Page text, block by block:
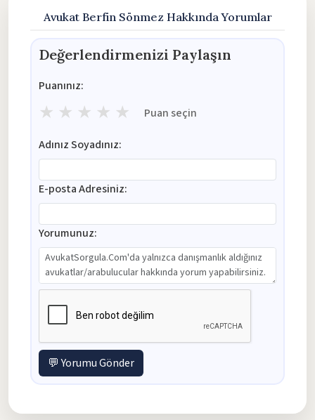
Avukat Berfin Sönmez Hakkında Yorumlar
Değerlendirmenizi Paylaşın
Puanınız:
★ ★ ★ ★ ★ Puan seçin
Adınız Soyadınız:
E-posta Adresiniz:
Yorumunuz:
💬 Yorumu Gönder